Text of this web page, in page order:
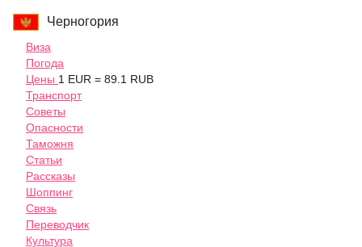
Черногория
Виза
Погода
Цены 1 EUR = 89.1 RUB
Транспорт
Советы
Опасности
Таможня
Статьи
Рассказы
Шоппинг
Связь
Переводчик
Культура